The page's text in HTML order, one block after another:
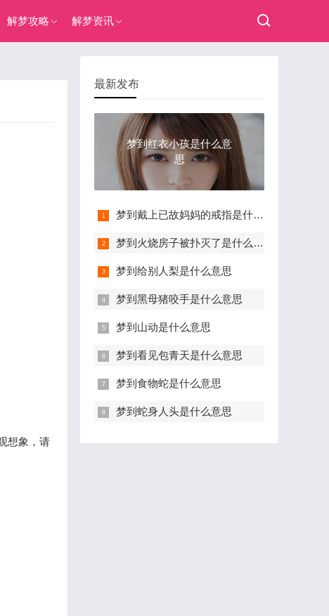
解梦攻略 解梦资讯
想象，请
最新发布
梦到红衣小孩是什么意
思
梦到戴上已故妈妈的戒指是什么意思
梦到火烧房子被扑灭了是什么意思
梦到给别人梨是什么意思
梦到黑母猪咬手是什么意思
梦到山动是什么意思
梦到看见包青天是什么意思
梦到食物蛇是什么意思
梦到蛇身人头是什么意思